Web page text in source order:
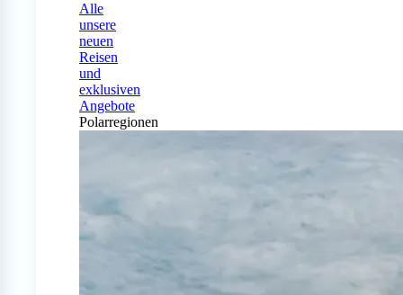
Alle
unsere
neuen
Reisen
und
exklusiven
Angebote
Polarregionen